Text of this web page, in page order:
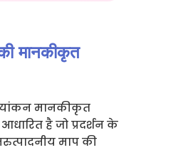
मानकीकृत
मानकीकृत
आधारित है जो प्रदर्शन के
माप की